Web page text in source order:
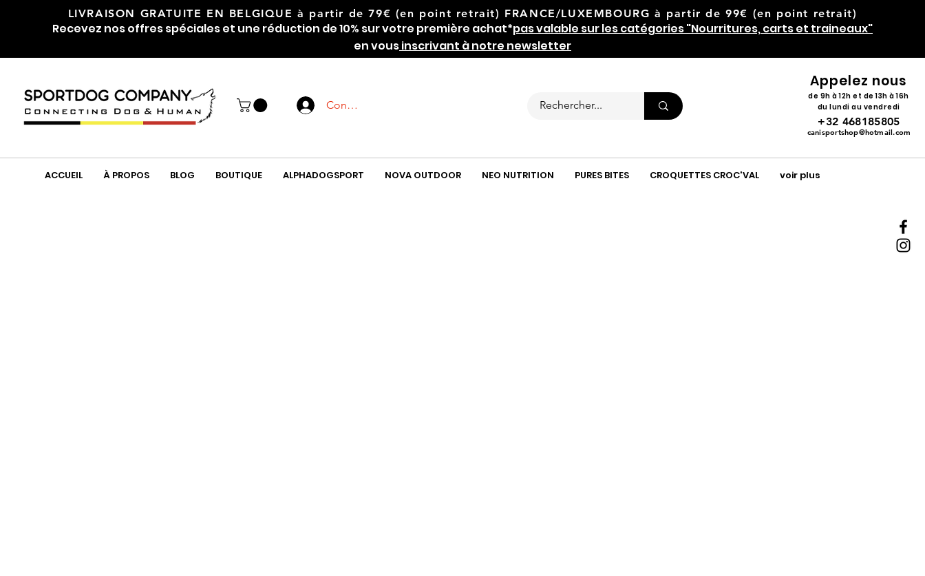
LIVRAISON GRATUITE EN BELGIQUEà partir de 79€ (en point retrait) FRANCE/LUXEMBOURG à partir de 99€ (en point retrait)
Recevez nos offres spéciales et une réduction de 10% sur votre première achat*pas valable sur les catégories "Nourritures, carts et traineaux"
en vousinscrivant à notre newsletter
Connexion
Appelez nous
de 9h à 12h et de 13h à 16h
du lundi au vendredi
+32 468185805
canisportshop@hotmail.com
ACCUEIL À PROPOS BLOG BOUTIQUE ALPHADOGSPORT NOVA OUTDOOR NEO NUTRITION PURES BITES CROQUETTES CROC'VAL voir plus